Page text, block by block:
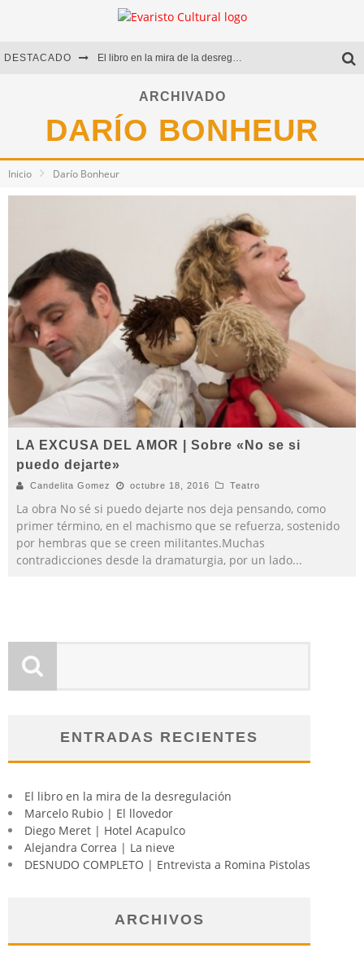
DESTACADO El libro en la mira de la desregulación
Marcelo Rubio | El llovedor
Diego Meret | Hotel Acapulco
Alejandra Correa | La nieve
ARCHIVADO
DARÍO BONHEUR
Inicio Darío Bonheur
LA EXCUSA DEL AMOR | Sobre «No se si
puedo dejarte»
Candelita Gomez octubre 18, 2016 Teatro
La obra No sé si puedo dejarte nos deja pensando, como
primer término, en el machismo que se refuerza, sostenido
por hembras que se creen militantes.Muchas
contradicciones desde la dramaturgia, por un lado...
ENTRADAS RECIENTES
El libro en la mira de la desregulación
Marcelo Rubio | El llovedor
Diego Meret | Hotel Acapulco
Alejandra Correa | La nieve
DESNUDO COMPLETO | Entrevista a Romina Pistolas
ARCHIVOS